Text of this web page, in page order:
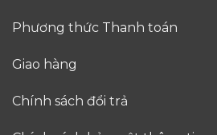
Phương thức Thanh toán
Giao hàng
Chính sách đổi trả